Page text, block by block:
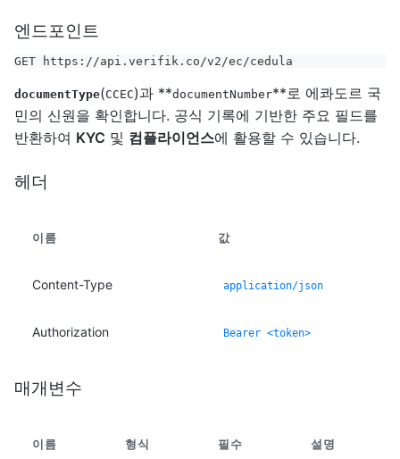
엔드포인트
GET https://api.verifik.co/v2/ec/cedula
documentType(CCEC)과 **documentNumber**로 에콰도르 국
민의 신원을 확인합니다. 공식 기록에 기반한 주요 필드를
반환하여 KYC 및 컴플라이언스에 활용할 수 있습니다.
헤더
이름 값
Content-Type application/json
Authorization Bearer <token>
매개변수
이름 형식 필수 설명